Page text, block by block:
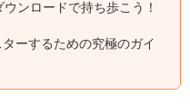
ンロードで持ち歩こう！
ーするための究極のガイ